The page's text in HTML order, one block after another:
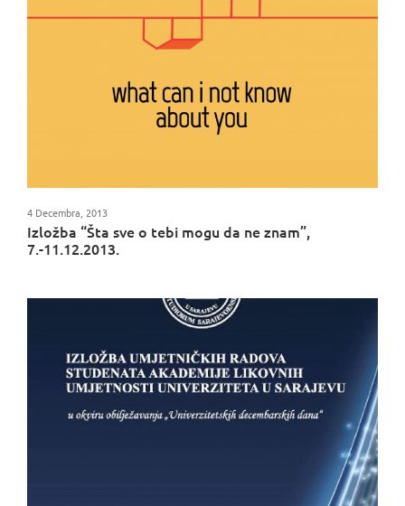
Izložba “Šta sve o tebi mogu da ne znam”,
7.-11.12.2013.
4 Decembra, 2013